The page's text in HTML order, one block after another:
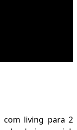
com living para 2